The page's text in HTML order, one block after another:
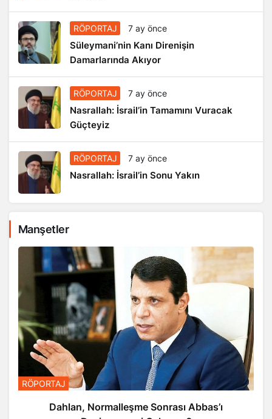
RÖPORTAJ 7 ay önce
Süleymani’nin Kanı Direnişin
Damarlarında Akıyor
RÖPORTAJ 7 ay önce
Nasrallah: İsrail’in Tamamını Vuracak
Güçteyiz
RÖPORTAJ 7 ay önce
Nasrallah: İsrail’in Sonu Yakın
Manşetler
RÖPORTAJ
Dahlan, Normalleşme Sonrası Abbas’ı